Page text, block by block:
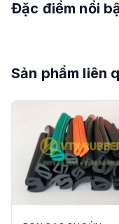
Đặc điểm nổi
Sản phẩm liên